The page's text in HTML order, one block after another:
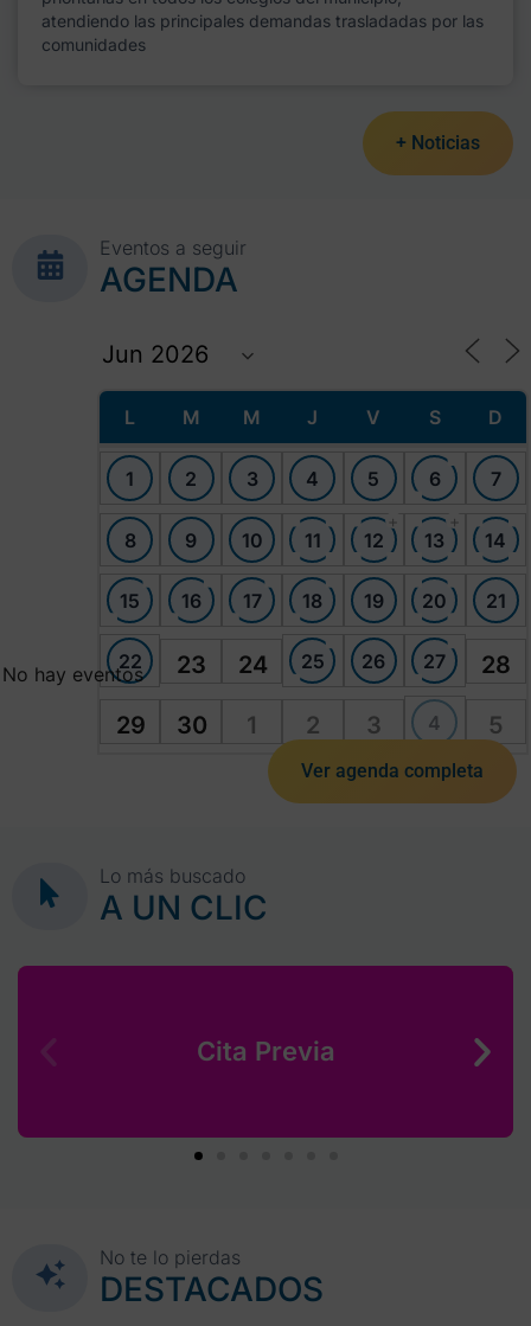
atendiendo las principales demandas trasladadas por las
comunidades
+ Noticias
Eventos a seguir
AGENDA
L M M J V S D
1 2 3 4 5 6 7
8 9 10 11 12
+
13
+
14
15 16 17 18 19 20 21
22 23 24 25 26 27 28
29 30 1 2 3 4 5
No hay eventos
Ver agenda completa
Lo más buscado
A UN CLIC
Cita Previa
No te lo pierdas
DESTACADOS